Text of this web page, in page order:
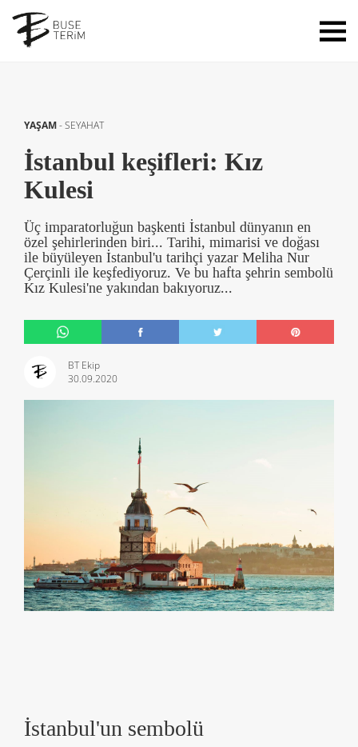
YAŞAM-SEYAHAT
İstanbul keşifleri: Kız
Kulesi
Üç imparatorluğun başkenti İstanbul dünyanın en
özel şehirlerinden biri... Tarihi, mimarisi ve doğası
ile büyüleyen İstanbul'u tarihçi yazar Meliha Nur
Çerçinli ile keşfediyoruz. Ve bu hafta şehrin sembolü
Kız Kulesi'ne yakından bakıyoruz...
BT Ekip
30.09.2020
İstanbul'un sembolü